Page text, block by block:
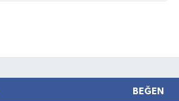
BEĞEN